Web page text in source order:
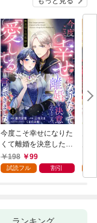
今度こそ幸せになりた
くて離婚を決意したと
ころ、無表情な旦那様
が「愛してる」と言っ
198 99
試読フル 割引